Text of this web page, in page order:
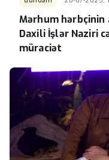
Mərhum
Daxili İşlər Naziri
müraciət